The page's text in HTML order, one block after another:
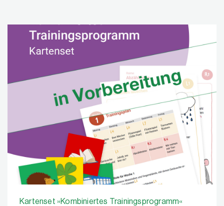
Kartenset »Kombiniertes Trainingsprogramm«